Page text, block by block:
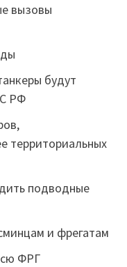
вызовы
будут
РФ
территориальных
подводные
и фрегатам
ФРГ